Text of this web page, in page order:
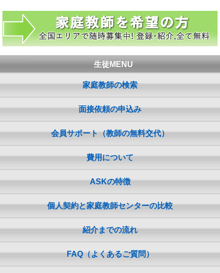
生徒MENU
家庭教師の検索
面接依頼の申込み
会員サポート（教師の無料交代）
費用について
ASKの特徴
個人契約と家庭教師センターの比較
紹介までの流れ
FAQ（よくあるご質問）